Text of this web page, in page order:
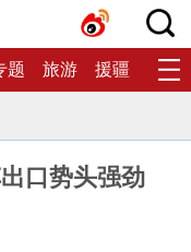
题 旅游 援疆 生态
口势头强劲